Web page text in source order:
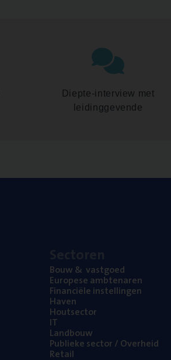
Diepte-interview met
leidinggevende
Bouw& vastgoed
Euro­pe­se ambtenaren
Finan­ci­ë­le instellingen
Haven
Hout­sec­tor
IT
Land­bouw
Publie­ke sec­tor / Overheid
Retail